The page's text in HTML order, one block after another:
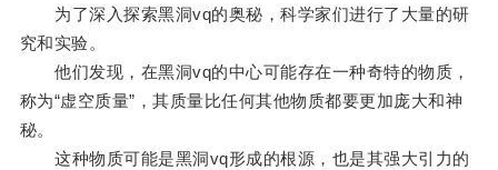
为了深入探索黑洞vq的奥秘，科学家们进行了大量的研
究和实验。
他们发现，在黑洞vq的中心可能存在一种奇特的物质，
称为“虚空质量”，其质量比任何其他物质都要更加庞大和神
秘。
这种物质可能是黑洞vq形成的根源，也是其强大引力的